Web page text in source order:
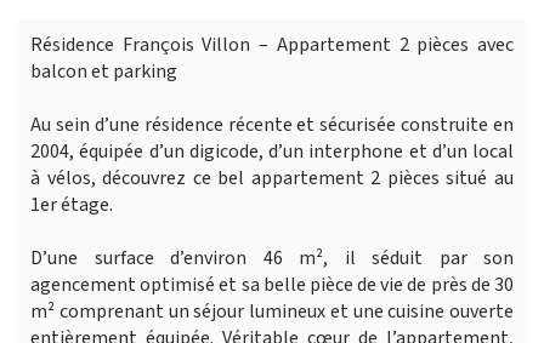
Résidence François Villon – Appartement 2 pièces avec
balcon et parking
Au sein d’une résidence récente et sécurisée construite en
2004, équipée d’un digicode, d’un interphone et d’un local
à vélos, découvrez ce bel appartement 2 pièces situé au
1er étage.
D’une surface d’environ 46 m², il séduit par son
agencement optimisé et sa belle pièce de vie de près de 30
m² comprenant un séjour lumineux et une cuisine ouverte